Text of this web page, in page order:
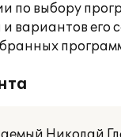
по выбору
и вариантов его